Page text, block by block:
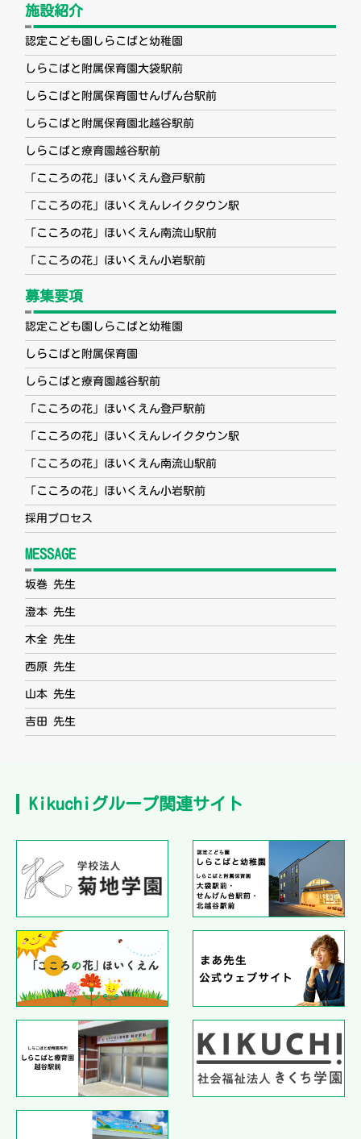
施設紹介
認定こども園しらこばと幼稚園
しらこばと附属保育園大袋駅前
しらこばと附属保育園せんげん台駅前
しらこばと附属保育園北越谷駅前
しらこばと療育園越谷駅前
「こころの花」ほいくえん登戸駅前
「こころの花」ほいくえんレイクタウン駅
「こころの花」ほいくえん南流山駅前
「こころの花」ほいくえん小岩駅前
募集要項
認定こども園しらこばと幼稚園
しらこばと附属保育園
しらこばと療育園越谷駅前
「こころの花」ほいくえん登戸駅前
「こころの花」ほいくえんレイクタウン駅
「こころの花」ほいくえん南流山駅前
「こころの花」ほいくえん小岩駅前
採用プロセス
MESSAGE
坂巻 先生
澄本 先生
木全 先生
西原 先生
山本 先生
吉田 先生
Kikuchiグループ関連サイト